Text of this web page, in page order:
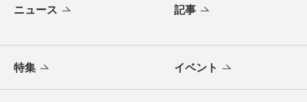
ニュース 記事
特集 イベント